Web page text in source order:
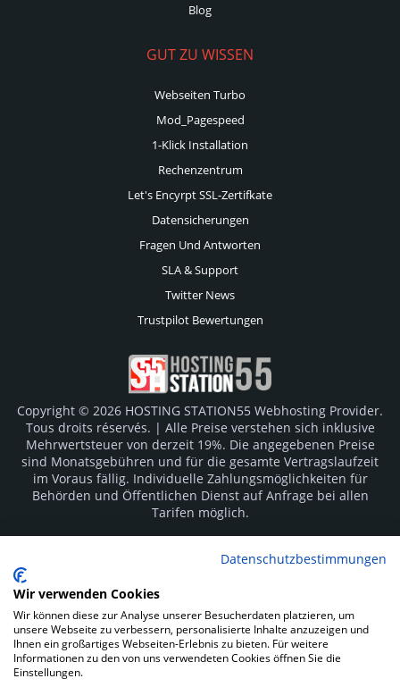
Blog
GUT ZU WISSEN
Webseiten Turbo
Mod_Pagespeed
1-Klick Installation
Rechenzentrum
Let's Encyrpt SSL-Zertifkate
Datensicherungen
Fragen Und Antworten
SLA & Support
Twitter News
Trustpilot Bewertungen
Copyright © 2026 HOSTING STATION55 Webhosting Provider.
Tous droits réservés. | Alle Preise verstehen sich inklusive
Mehrwertsteuer von derzeit 19%. Die angegebenen Preise
sind Monatsgebühren und für die gesamte Vertragslaufzeit
im Voraus fällig. Individuelle Zahlungsmöglichkeiten für
Behörden und Öffentlichen Dienst auf Anfrage bei allen
Tarifen möglich.
Hersteller. Irrtümer vorbehalten.
SOCIAL MEDIA
Datenschutzbestimmungen
Wir verwenden Cookies
Wir können diese zur Analyse unserer Besucherdaten platzieren, um
unsere Webseite zu verbessern, personalisierte Inhalte anzuzeigen und
Ihnen ein großartiges Webseiten-Erlebnis zu bieten. Für weitere
Informationen zu den von uns verwendeten Cookies öffnen Sie die
Einstellungen.